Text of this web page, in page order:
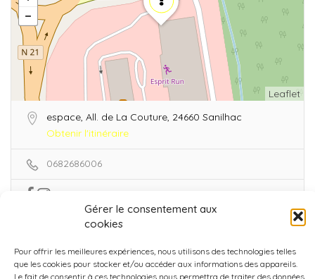
Gérer le consentement aux
cookies
Pour offrir les meilleures expériences, nous utilisons des technologies telles
que les cookies pour stocker et/ou accéder aux informations des appareils.
Le fait de consentir à ces technologies nous permettra de traiter des données
Leaflet
espace, All. de La Couture, 24660 Sanilhac
Obtenir l'itinéraire
0682686006
Aujourd'hui Jour de fermeture !